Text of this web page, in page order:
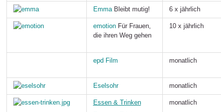
EmmaBleibt mutig! 6 x jährlich
emotionFür Frauen,
die ihren Weg gehen
10 x jährlich
epd Film monatlich
Eselsohr monatlich
Essen & Trinken
monatlich